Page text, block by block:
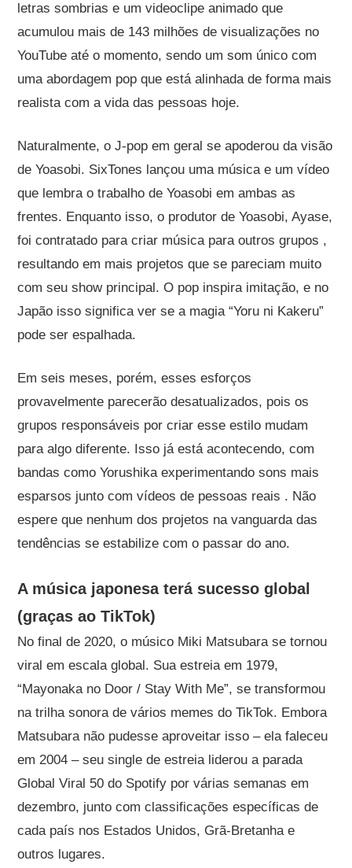
letras sombrias e um videoclipe animado que
acumulou mais de 143 milhões de visualizações no
YouTube até o momento, sendo um som único com
uma abordagem pop que está alinhada de forma mais
realista com a vida das pessoas hoje.
Naturalmente, o J-pop em geral se apoderou da visão
de Yoasobi. SixTones lançou uma música e um vídeo
que lembra o trabalho de Yoasobi em ambas as
frentes. Enquanto isso, o produtor de Yoasobi, Ayase,
foi contratado para criar música para outros grupos ,
resultando em mais projetos que se pareciam muito
com seu show principal. O pop inspira imitação, e no
Japão isso significa ver se a magia “Yoru ni Kakeru”
pode ser espalhada.
Em seis meses, porém, esses esforços
provavelmente parecerão desatualizados, pois os
grupos responsáveis ​​por criar esse estilo mudam
para algo diferente. Isso já está acontecendo, com
bandas como Yorushika experimentando sons mais
esparsos junto com vídeos de pessoas reais . Não
espere que nenhum dos projetos na vanguarda das
tendências se estabilize com o passar do ano.
A música japonesa terá sucesso global
(graças ao TikTok)
No final de 2020, o músico Miki Matsubara se tornou
viral em escala global. Sua estreia em 1979,
“Mayonaka no Door / Stay With Me”, se transformou
na trilha sonora de vários memes do TikTok. Embora
Matsubara não pudesse aproveitar isso – ela faleceu
em 2004 – seu single de estreia liderou a parada
Global Viral 50 do Spotify por várias semanas em
dezembro, junto com classificações específicas de
cada país nos Estados Unidos, Grã-Bretanha e
outros lugares.